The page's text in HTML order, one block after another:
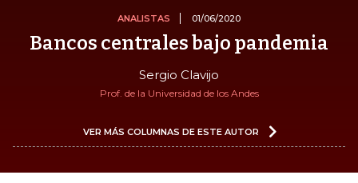
ANALISTAS 01/06/2020
Bancos centrales bajo pandemia
Sergio Clavijo
Prof. de la Universidad de los Andes
VER MÁS COLUMNAS DE ESTE AUTOR